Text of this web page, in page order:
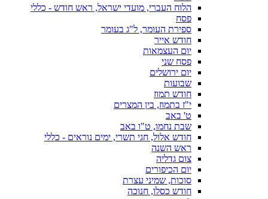
הלוח העברי, מועדי ישראל, ראש חודש - כללי
פסח
ספירת העומר, ל"ג בעומר
חודש אייר
יום העצמאות
פסח שני
יום ירושלים
שבועות
חודש תמוז
י"ז בתמוז, בין המצרים
ט' באב
שבת נחמו, ט"ו באב
חודש אלול, חגי תשרי, ימים נוראים - כללי
ראש השנה
צום גדליה
יום הכיפורים
סוכות, שמיני עצרת
חודש כסלו, חנוכה